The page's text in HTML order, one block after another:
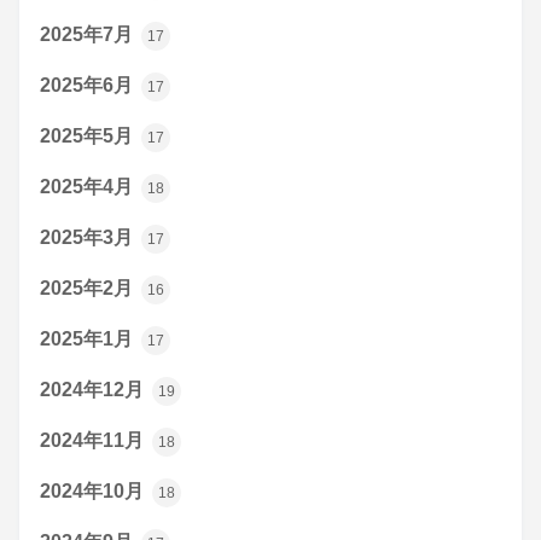
2025年7月 17
2025年6月 17
2025年5月 17
2025年4月 18
2025年3月 17
2025年2月 16
2025年1月 17
2024年12月 19
2024年11月 18
2024年10月 18